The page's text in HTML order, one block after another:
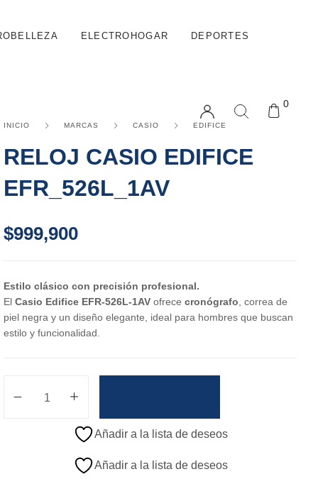
ELECTROHOGAR DEPORTES
0
INICIO MARCAS CASIO EDIFICE
RELOJ CASIO EDIFICE
EFR_526L_1AV
$999,900
Estilo clásico con precisión profesional.
El Casio Edifice EFR-526L-1AV ofrece cronógrafo , correa de
piel negra y un diseño elegante, ideal para hombres que buscan
estilo y funcionalidad.
Añadir a la lista de deseos
Añadir a la lista de deseos